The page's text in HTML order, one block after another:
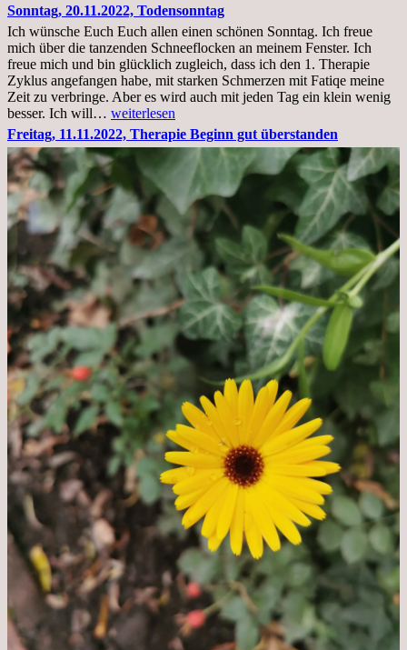
Krankenhaus
stationär
Sonntag, 20.11.2022, Todensonntag
Ich wünsche Euch Euch allen einen schönen Sonntag. Ich freue
mich über die tanzenden Schneeflocken an meinem Fenster. Ich
freue mich und bin glücklich zugleich, dass ich den 1. Therapie
Zyklus angefangen habe, mit starken Schmerzen mit Fatiqe meine
Zeit zu verbringe. Aber es wird auch mit jeden Tag ein klein wenig
besser. Ich will… Sonntag,
20.11.2022,
Todensonntag
weiterlesen
Freitag, 11.11.2022, Therapie Beginn gut überstanden